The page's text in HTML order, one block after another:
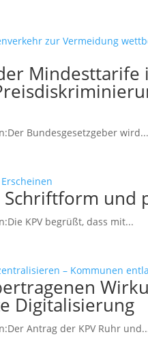
Bundesgesetzgeber wird...
und
KPV begrüßt, dass mit...
Digitalisierung
Antrag der KPV Ruhr